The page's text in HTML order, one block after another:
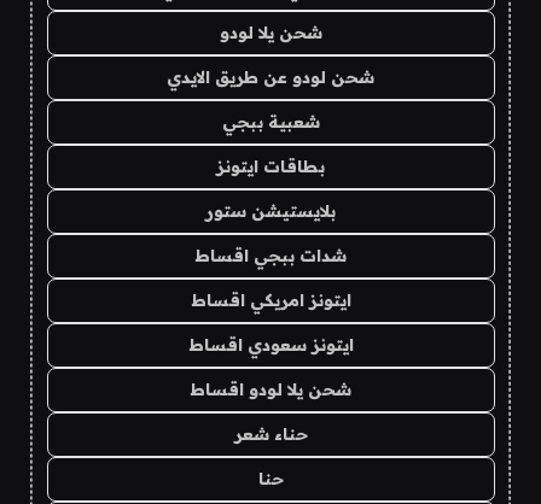
شحن يلا لودو
شحن لودو عن طريق الايدي
شعبية ببجي
بطاقات ايتونز
بلايستيشن ستور
شدات ببجي اقساط
ايتونز امريكي اقساط
ايتونز سعودي اقساط
شحن يلا لودو اقساط
حناء شعر
حنا